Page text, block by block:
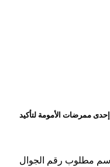
ممرضات الأمومة لتأكيد
مطلوب رقم الجوال